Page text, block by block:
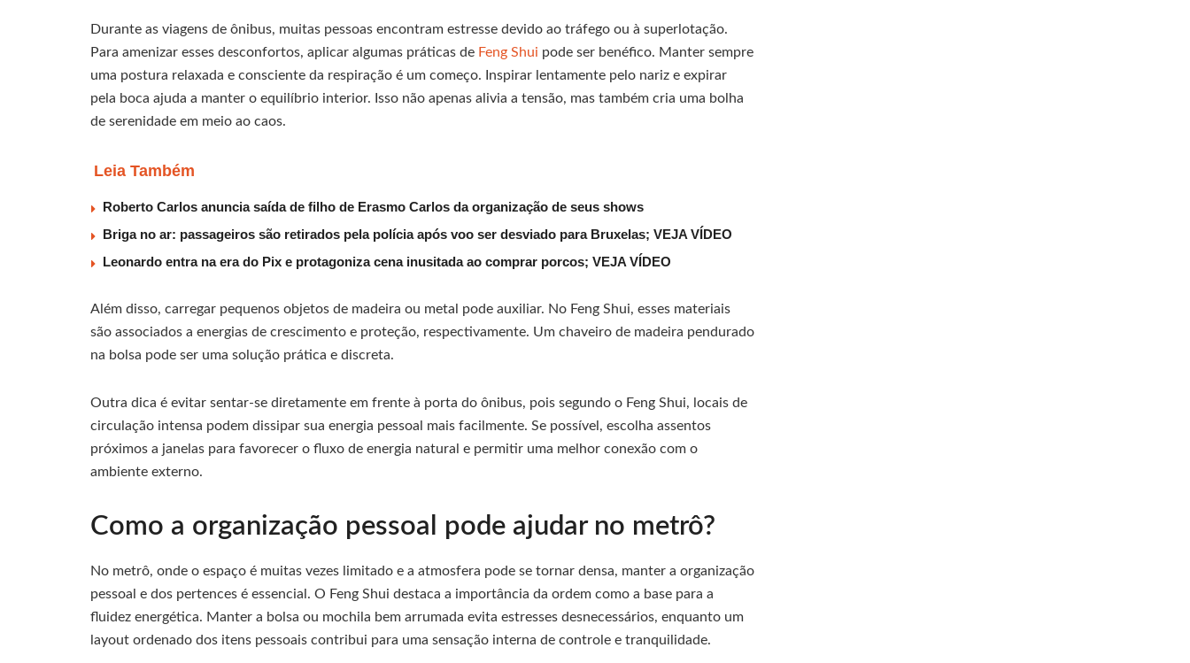
Durante as viagens de ônibus, muitas pessoas encontram estresse devido ao tráfego ou à superlotação.
Para amenizar esses desconfortos, aplicar algumas práticas de Feng Shui pode ser benéfico. Manter sempre
uma postura relaxada e consciente da respiração é um começo. Inspirar lentamente pelo nariz e expirar
pela boca ajuda a manter o equilíbrio interior. Isso não apenas alivia a tensão, mas também cria uma bolha
de serenidade em meio ao caos.
Leia Também
Roberto Carlos anuncia saída de filho de Erasmo Carlos da organização de seus shows
Briga no ar: passageiros são retirados pela polícia após voo ser desviado para Bruxelas; VEJA VÍDEO
Leonardo entra na era do Pix e protagoniza cena inusitada ao comprar porcos; VEJA VÍDEO
Além disso, carregar pequenos objetos de madeira ou metal pode auxiliar. No Feng Shui, esses materiais
são associados a energias de crescimento e proteção, respectivamente. Um chaveiro de madeira pendurado
na bolsa pode ser uma solução prática e discreta.
Outra dica é evitar sentar-se diretamente em frente à porta do ônibus, pois segundo o Feng Shui, locais de
circulação intensa podem dissipar sua energia pessoal mais facilmente. Se possível, escolha assentos
próximos a janelas para favorecer o fluxo de energia natural e permitir uma melhor conexão com o
ambiente externo.
Como a organização pessoal pode ajudar no metrô?
No metrô, onde o espaço é muitas vezes limitado e a atmosfera pode se tornar densa, manter a organização
pessoal e dos pertences é essencial. O Feng Shui destaca a importância da ordem como a base para a
fluidez energética. Manter a bolsa ou mochila bem arrumada evita estresses desnecessários, enquanto um
layout ordenado dos itens pessoais contribui para uma sensação interna de controle e tranquilidade.